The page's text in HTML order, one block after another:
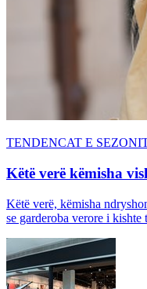
TENDENCAT E
Këtë verë këmisha
Këtë verë, këmisha
se garderoba verore i kishte